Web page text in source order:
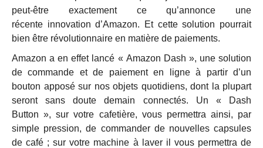
peut-être exactement ce qu’annonce une
récente innovation d’Amazon. Et cette solution pourrait
bien être révolutionnaire en matière de paiements.
Amazon a en effet lancé « Amazon Dash », une solution
de commande et de paiement en ligne à partir d’un
bouton apposé sur nos objets quotidiens, dont la plupart
seront sans doute demain connectés. Un « Dash
Button », sur votre cafetière, vous permettra ainsi, par
simple pression, de commander de nouvelles capsules
de café ; sur votre machine à laver il vous permettra de